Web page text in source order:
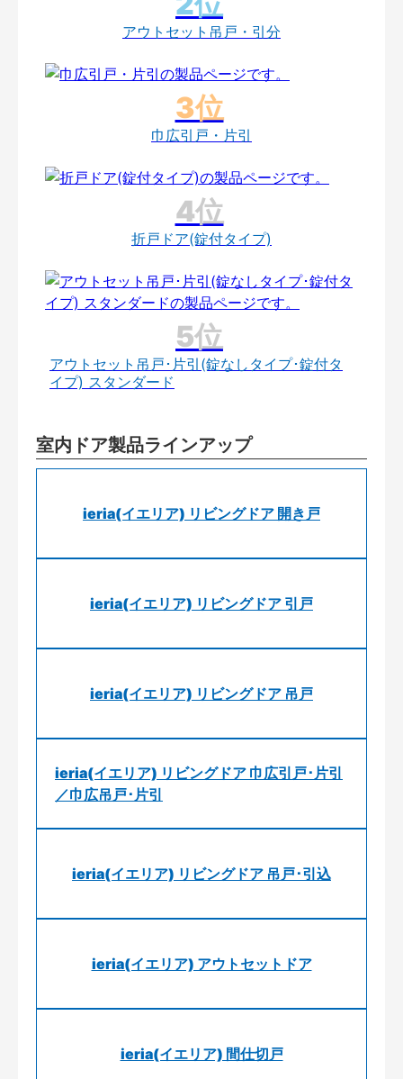
アウトセット吊戸・引分
巾広引戸・片引
折戸ドア(錠付タイプ)
アウトセット吊戸･片引(錠なしタイプ･錠付タ
イプ) スタンダード
室内ドア製品ラインアップ
ieria(イエリア) リビングドア 開き戸
ieria(イエリア) リビングドア 引戸
ieria(イエリア) リビングドア 吊戸
ieria(イエリア) リビングドア 巾広引戸･片引
／巾広吊戸･片引
ieria(イエリア) リビングドア 吊戸･引込
ieria(イエリア) アウトセットドア
ieria(イエリア) 間仕切戸